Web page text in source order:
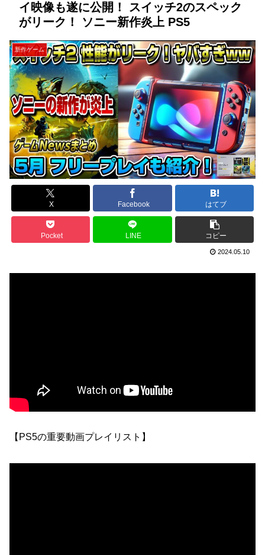
イ映像も遂に公開！ スイッチ2のスペック
がリーク！ ソニー新作炎上 PS5
新作ゲーム
X Facebook はてブ
Pocket LINE コピー
2024.05.10
【PS5の重要動画プレイリスト】